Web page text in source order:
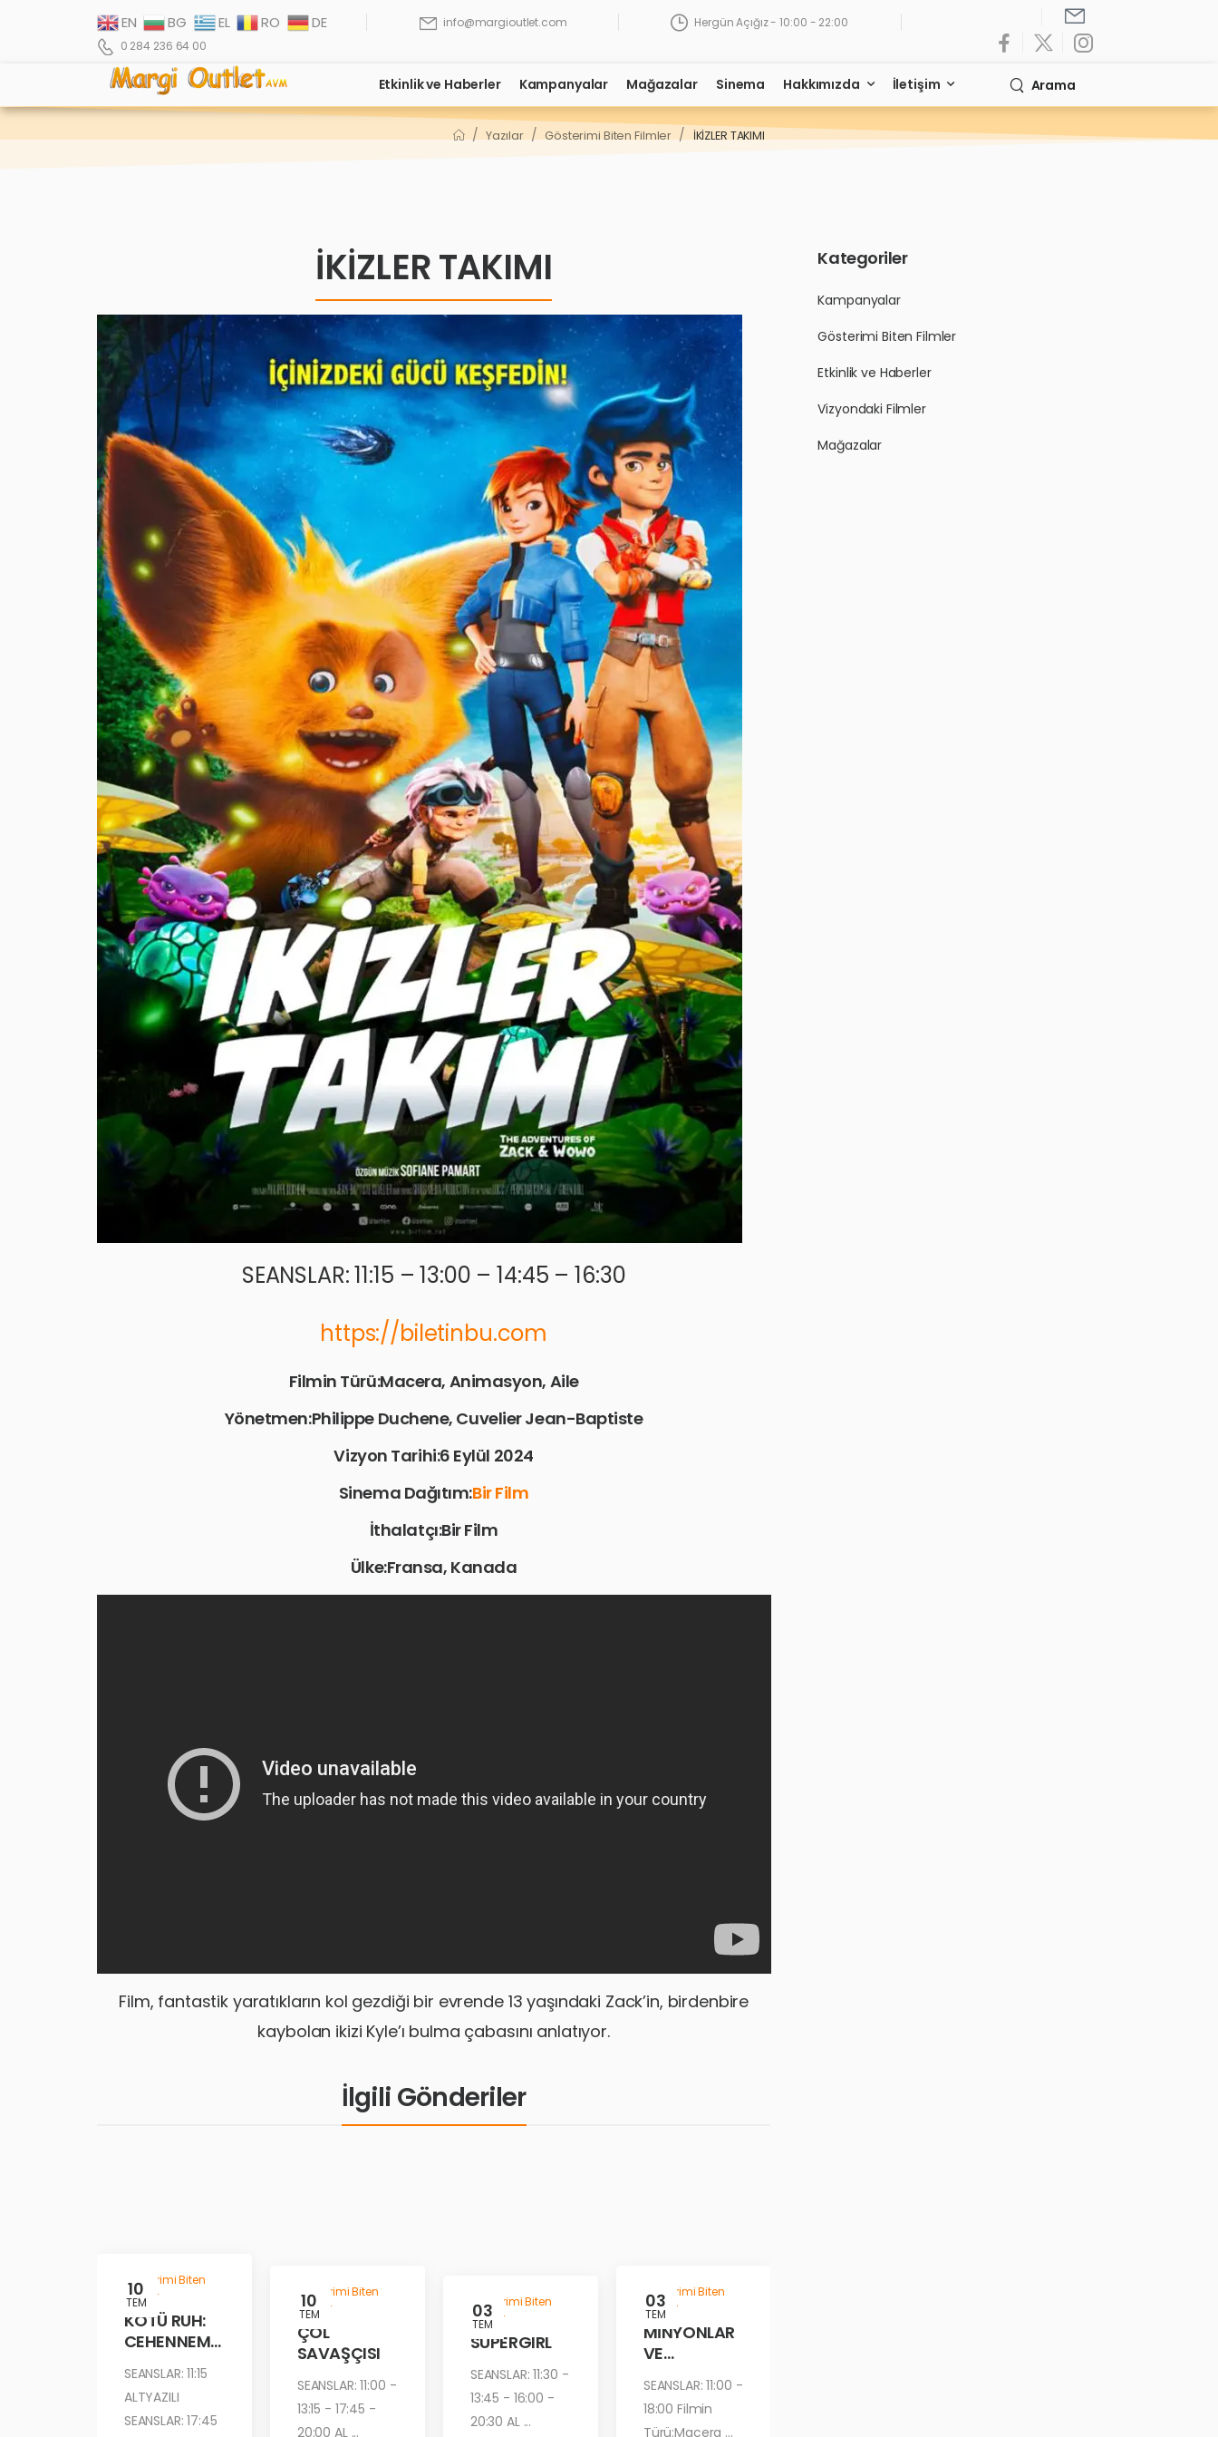
EN BG EL RO DE info@margioutlet.com
Hergün Açığız - 10:00 - 22:00
0 284 236 64 00
Etkinlik ve Haberler Kampanyalar Mağazalar Sinema Hakkımızda İletişim Arama
/ Yazılar / Gösterimi Biten Filmler / İKİZLER TAKIMI
Kategoriler
Kampanyalar
Gösterimi Biten Filmler
Etkinlik ve Haberler
Vizyondaki Filmler
Mağazalar
İKİZLER TAKIMI
SEANSLAR: 11:15 – 13:00 – 14:45 – 16:30
https://biletinbu.com
Filmin Türü:Macera, Animasyon, Aile
Yönetmen:Philippe Duchene, Cuvelier Jean-Baptiste
Vizyon Tarihi:6 Eylül 2024
Sinema Dağıtım:Bir Film
İthalatçı:Bir Film
Ülke:Fransa, Kanada
Film, fantastik yaratıkların kol gezdiği bir evrende 13 yaşındaki Zack’in, birdenbire
kaybolan ikizi Kyle’ı bulma çabasını anlatıyor.
İlgili Gönderiler
10
TEM
Gösterimi Biten
Filmler
KÖTÜ RUH:
CEHENNEM
SEANSLAR: 11:15
ALTYAZILI
SEANSLAR: 17:45
10
TEM
Gösterimi Biten
Filmler
ÇÖL
SAVAŞÇISI
SEANSLAR: 11:00 -
13:15 - 17:45 -
20:00 AL ...
03
TEM
Gösterimi Biten
Filmler
SUPERGIRL
SEANSLAR: 11:30 -
13:45 - 16:00 -
20:30 AL ...
03
TEM
Gösterimi Biten
Filmler
MİNYONLAR
VE
R
SEANSLAR: 11:00 -
18:00 Filmin
Türü:Macera ...